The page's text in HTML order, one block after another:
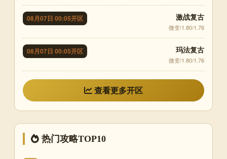
08月07日 00:05开区 激战复古
微变/1.80/1.76
08月07日 00:05开区 玛法复古
微变/1.80/1.76
查看更多开区
热门攻略TOP10